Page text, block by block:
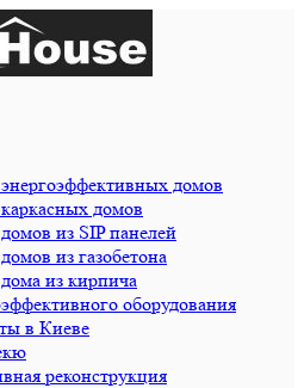
домов
домов
из SIP панелей
из газобетона
из кирпича
оборудования
в Киеве
реконструкция